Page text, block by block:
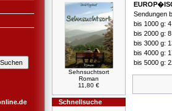
Sehnsuchtsort
Roman
11,80 €
Schnellsuche
Sendungen
bis 1000 g:
bis 2000 g:
bis 3000 g:
bis 4000 g:
bis 5000 g: